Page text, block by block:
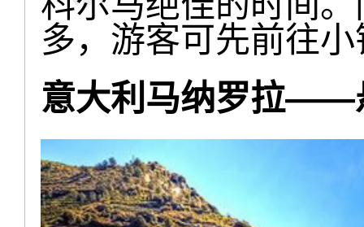
多，游客可先前往
意大利马纳罗拉——